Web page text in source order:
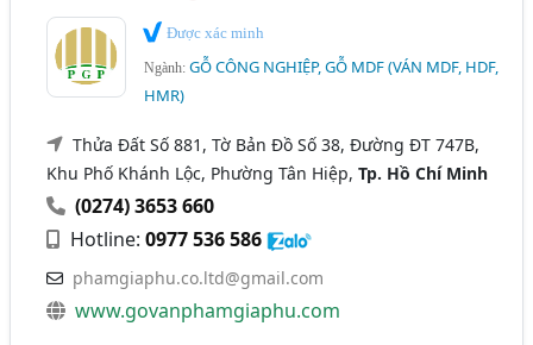
Được xác minh
Ngành:GỖ CÔNG NGHIỆP, GỖ MDF (VÁN MDF, HDF,
HMR)
Thửa Đất Số 881, Tờ Bản Đồ Số 38, Đường ĐT 747B,
Khu Phố Khánh Lộc, Phường Tân Hiệp,Tp. Hồ Chí Minh
(0274) 3653 660
Hotline:0977 536 586
phamgiaphu.co.ltd@gmail.com
www.govanphamgiaphu.com